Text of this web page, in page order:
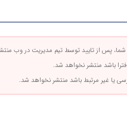
پس از تایید توسط تیم مدیریت در وب
باشد منتشر نخواهد شد.
یا غیر مرتبط باشد منتشر نخواهد شد.